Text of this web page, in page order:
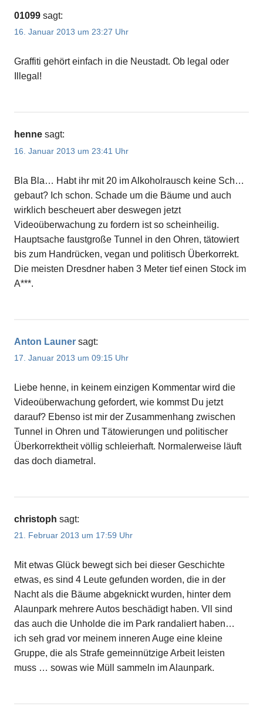
01099 sagt:
16. Januar 2013 um 23:27 Uhr
Graffiti gehört einfach in die Neustadt. Ob legal oder
Illegal!
henne sagt:
16. Januar 2013 um 23:41 Uhr
Bla Bla… Habt ihr mit 20 im Alkoholrausch keine Sch…
gebaut? Ich schon. Schade um die Bäume und auch
wirklich bescheuert aber deswegen jetzt
Videoüberwachung zu fordern ist so scheinheilig.
Hauptsache faustgroße Tunnel in den Ohren, tätowiert
bis zum Handrücken, vegan und politisch Überkorrekt.
Die meisten Dresdner haben 3 Meter tief einen Stock im
A***.
Anton Launer sagt:
17. Januar 2013 um 09:15 Uhr
Liebe henne, in keinem einzigen Kommentar wird die
Videoüberwachung gefordert, wie kommst Du jetzt
darauf? Ebenso ist mir der Zusammenhang zwischen
Tunnel in Ohren und Tätowierungen und politischer
Überkorrektheit völlig schleierhaft. Normalerweise läuft
das doch diametral.
christoph sagt:
21. Februar 2013 um 17:59 Uhr
Mit etwas Glück bewegt sich bei dieser Geschichte
etwas, es sind 4 Leute gefunden worden, die in der
Nacht als die Bäume abgeknickt wurden, hinter dem
Alaunpark mehrere Autos beschädigt haben. Vll sind
das auch die Unholde die im Park randaliert haben…
ich seh grad vor meinem inneren Auge eine kleine
Gruppe, die als Strafe gemeinnützige Arbeit leisten
muss … sowas wie Müll sammeln im Alaunpark.